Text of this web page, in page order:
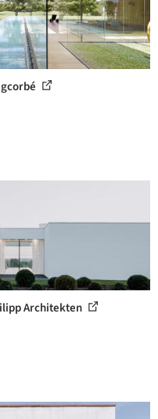
Architekten